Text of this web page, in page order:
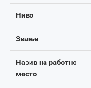
Ниво
Звање
Назив на работно
место